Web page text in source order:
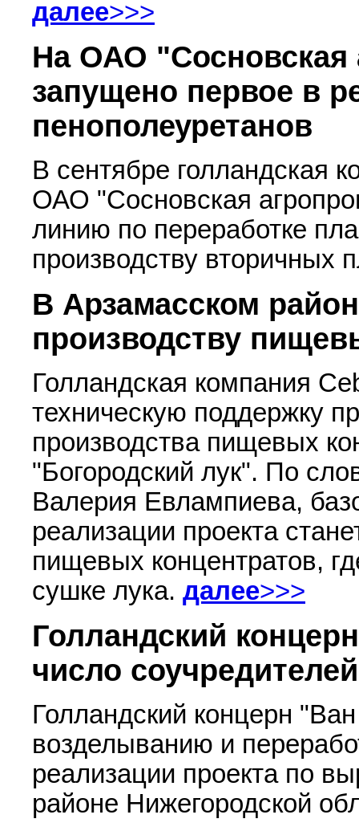
далее>>>
На ОАО "Сосновская
запущено первое в
пенополеуретанов
В сентябре голландская
ОАО "Сосновская
линию по переработке
производству вторичных
В Арзамасском
производству
Голландская компания
техническую поддержку
производства пищевых
"Богородский лук". По
Валерия Евлампиева,
реализации проекта
пищевых концентратов,
сушке лука. далее>>>
Голландский
число
Голландский концерн
возделыванию и
реализации проекта по
районе Нижегородской